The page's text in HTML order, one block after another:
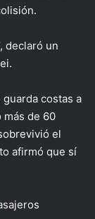
declaró un
costas a
más de 60
el
afirmó que sí